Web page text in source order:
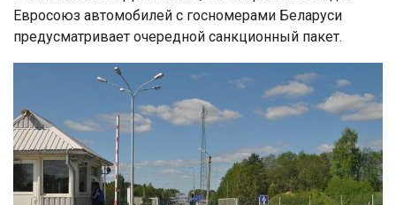
Евросоюз автомобилей с госномерами Беларуси
предусматривает очередной санкционный пакет.